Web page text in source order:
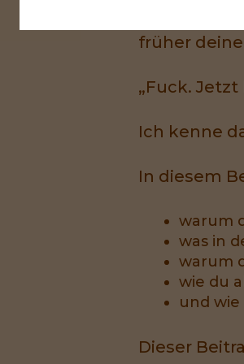
früher
„Fuck.
Ich kenne
In diesem
warum
was in
warum
wie du
und
Dieser